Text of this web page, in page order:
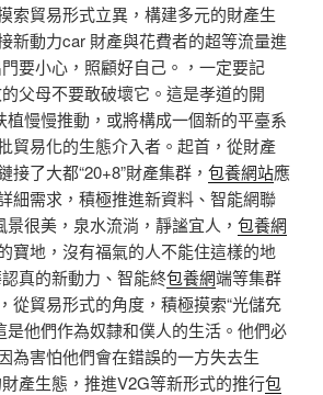
索貿易形式立異，構建多元的財產生
新動力car 財產與花費者的超等流量進
要小心，照顧好自己。，一定要記
父母不要敢破壞它。這是孝道的開
植慢慢推動，或將構成一個新的平臺系
貿易化的生態介入者。起首，從財產
了大都“20+8”財產集群， 包養網站應
細需求，積極推進新資料、智能網聯
很美，泉水流淌，靜謐宜人， 包養網
寶地，沒有福氣的人不能住這樣的地
真的新動力、智能終包養網端等集群
從貿易形式的角度，積極摸索“光儲充
是他們作為奴隸和僕人的生活。他們必
為害怕他們會在錯誤的一方失去生
產生態，推進V2G等新形式的推行包